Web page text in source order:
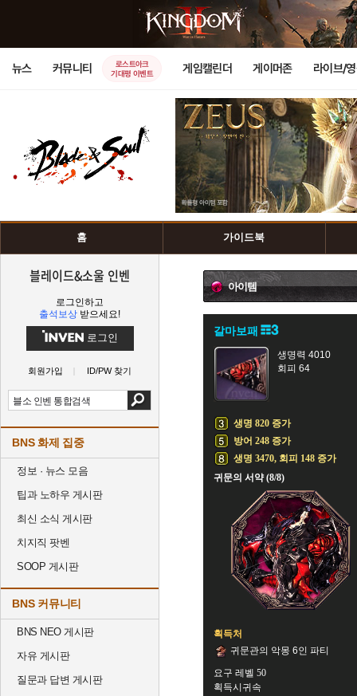
뉴스 커뮤니티
로스트아크
기대평 이벤트
게임캘린더 게이머존 라이브/
홈 가이드북
블레이드&소울 인벤
로그인하고
출석보상 받으세요!
로그인
회원가입 ID/PW 찾기
BNS 화제 집중
정보 · 뉴스 모음
팁과 노하우 게시판
최신 소식 게시판
치지직 팟벤
SOOP 게시판
BNS 커뮤니티
BNS NEO 게시판
자유 게시판
질문과 답변 게시판
아이템
갈마보패
생명력 4010
회피 64
생명 820 증가
방어 248 증가
생명 3470, 회피 148 증가
귀문의 서약 (8/8)
획득처
귀문관의 악몽 6인 파티
요구 레벨 50
획득시귀속